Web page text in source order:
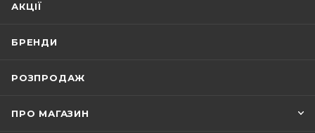
АКЦІЇ
БРЕНДИ
РОЗПРОДАЖ
ПРО МАГАЗИН